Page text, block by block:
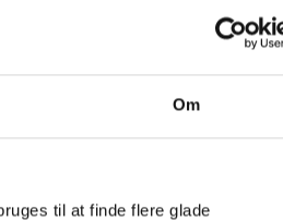
Om
til at finde flere glade